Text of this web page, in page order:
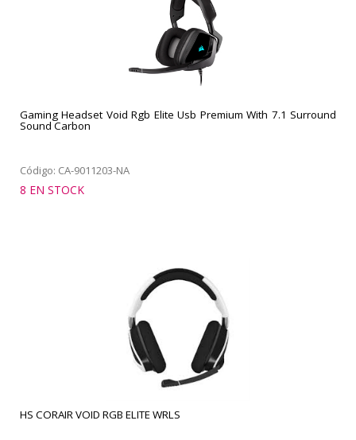
Gaming Headset Void Rgb Elite Usb Premium With 7.1 Surround
Sound Carbon
Código: CA-9011203-NA
8 EN STOCK
HS CORAIR VOID RGB ELITE WRLS